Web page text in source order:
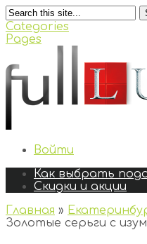
Categories
Pages
Войти
Как выбрать
Скидки и акции
Главная »
Золотые серьги с